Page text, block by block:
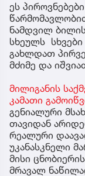
ეს
ნამდვილ
სხეულს
გახლდათ
მძიმე და
მილიგანის
კამათი
გენიალური
თავიდან
რეალური
უკანასკნელი
მისი
მრავალ